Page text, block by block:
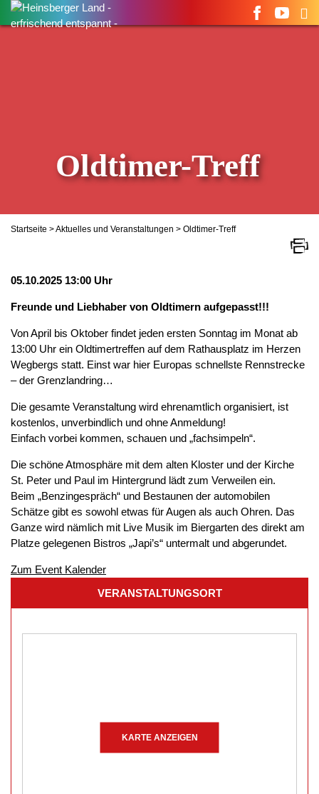
Suchen
nach:
Oldtimer-Treff
Startseite >Aktuelles und Veranstaltungen > Oldtimer-Treff
05.10.2025 13:00 Uhr
Freunde und Liebhaber von Oldtimern aufgepasst!!!
Von April bis Oktober findet jeden ersten Sonntag im Monat ab
13:00 Uhr ein Oldtimertreffen auf dem Rathausplatz im Herzen
Wegbergs statt. Einst war hier Europas schnellste Rennstrecke
– der Grenzlandring…
Die gesamte Veranstaltung wird ehrenamtlich organisiert, ist
kostenlos, unverbindlich und ohne Anmeldung!
Einfach vorbei kommen, schauen und „fachsimpeln“.
Die schöne Atmosphäre mit dem alten Kloster und der Kirche
St. Peter und Paul im Hintergrund lädt zum Verweilen ein.
Beim „Benzingespräch“ und Bestaunen der automobilen
Schätze gibt es sowohl etwas für Augen als auch Ohren. Das
Ganze wird nämlich mit Live Musik im Biergarten des direkt am
Platze gelegenen Bistros „Japi’s“ untermalt und abgerundet.
Zum Event Kalender
VERANSTALTUNGSORT
KARTE ANZEIGEN